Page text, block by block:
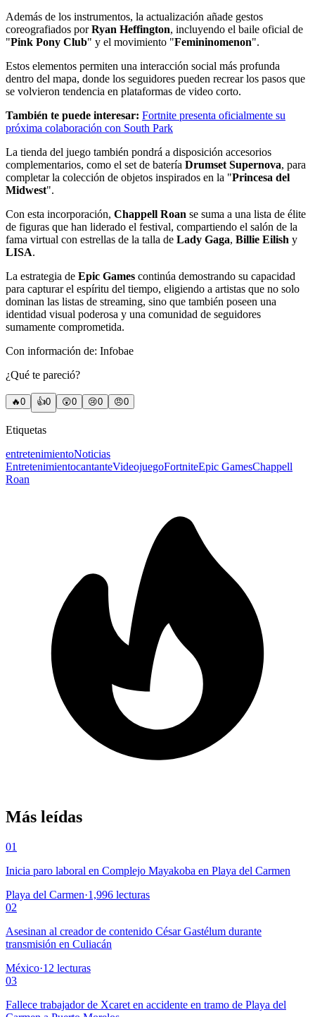
Además de los instrumentos, la actualización añade gestos
coreografiados porRyan Heffington, incluyendo el baile oficial de
"Pink Pony Club" y el movimiento "Femininomenon".
Estos elementos permiten una interacción social más profunda
dentro del mapa, donde los seguidores pueden recrear los pasos que
se volvieron tendencia en plataformas de video corto.
También te puede interesar: Fortnite presenta oficialmente su
próxima colaboración con South Park
La tienda del juego también pondrá a disposición accesorios
complementarios, como el set de batería Drumset Supernova, para
completar la colección de objetos inspirados en la "Princesa del
Midwest".
Con esta incorporación, Chappell Roan se suma a una lista de élite
de figuras que han liderado el festival, compartiendo el salón de la
fama virtual con estrellas de la talla de Lady Gaga, Billie Eilish y
LISA.
La estrategia de Epic Games continúa demostrando su capacidad
para capturar el espíritu del tiempo, eligiendo a artistas que no solo
dominan las listas de streaming, sino que también poseen una
identidad visual poderosa y una comunidad de seguidores
sumamente comprometida.
Con información de: Infobae
¿Qué te pareció?
🔥0 👍0 😲0 😢0 😠0
Etiquetas
entretenimientoNoticias
EntretenimientocantanteVideojuegoFortniteEpic GamesChappell
Roan
Más leídas
01
Inicia paro laboral en Complejo Mayakoba en Playa del Carmen
Playa del Carmen·1,996 lecturas
02
Asesinan al creador de contenido César Gastélum durante
transmisión en Culiacán
México·12 lecturas
03
Fallece trabajador de Xcaret en accidente en tramo de Playa del